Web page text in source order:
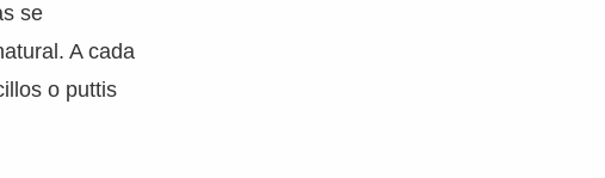
se
A cada
o puttis